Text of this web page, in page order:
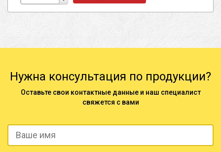
Нужна консультация по продукции?
Оставьте свои контактные данные и наш специалист
свяжется с вами